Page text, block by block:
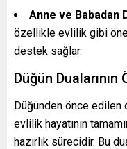
Anne ve Babadan
özellikle evlilik gibi
destek sağlar.
Düğün Dualarının
Düğünden önce edilen
evlilik hayatının
hazırlık sürecidir. Bu